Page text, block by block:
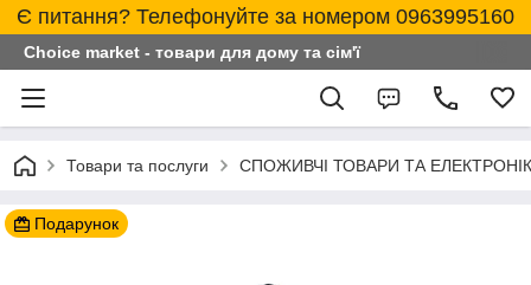
Є питання? Телефонуйте за номером 0963995160
Choice market - товари для дому та сім'ї
Товари та послуги СПОЖИВЧІ ТОВАРИ ТА
Подарунок